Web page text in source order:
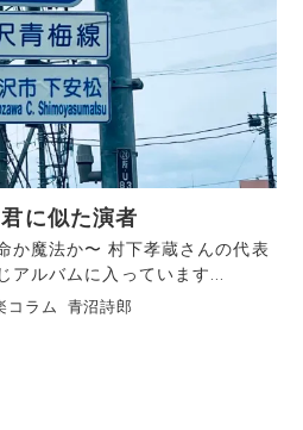
に似た演者
魔法か〜 村下孝蔵さんの代表
アルバムに入っています...
コラム 青沼詩郎